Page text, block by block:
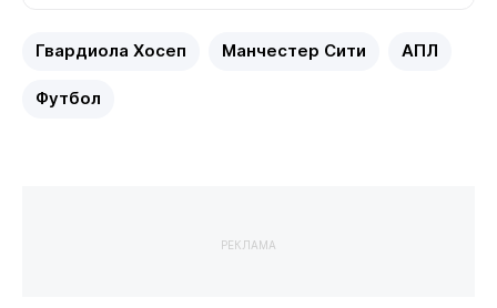
Гвардиола Хосеп Манчестер Сити АПЛ
Футбол
РЕКЛАМА